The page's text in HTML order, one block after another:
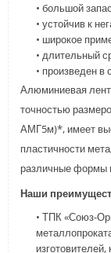
• большой
• устойчив к
• широкое
• длительный
• произведен в
Алюминиевая
точностью
АМГ5м)*, имеет
пластичности
различные формы
Наши
• ТПК «Союз-